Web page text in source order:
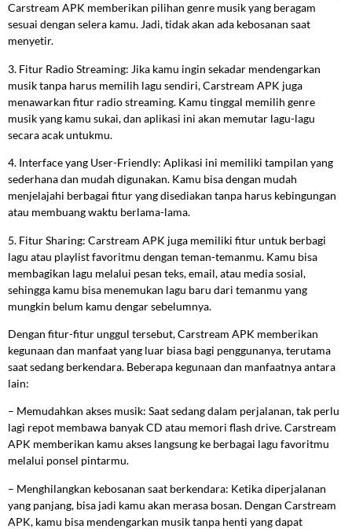
Carstream APK memberikan pilihan genre musik yang beragam
sesuai dengan selera kamu. Jadi, tidak akan ada kebosanan saat
menyetir.
3. Fitur Radio Streaming: Jika kamu ingin sekadar mendengarkan
musik tanpa harus memilih lagu sendiri, Carstream APK juga
menawarkan fitur radio streaming. Kamu tinggal memilih genre
musik yang kamu sukai, dan aplikasi ini akan memutar lagu-lagu
secara acak untukmu.
4. Interface yang User-Friendly: Aplikasi ini memiliki tampilan yang
sederhana dan mudah digunakan. Kamu bisa dengan mudah
menjelajahi berbagai fitur yang disediakan tanpa harus kebingungan
atau membuang waktu berlama-lama.
5. Fitur Sharing: Carstream APK juga memiliki fitur untuk berbagi
lagu atau playlist favoritmu dengan teman-temanmu. Kamu bisa
membagikan lagu melalui pesan teks, email, atau media sosial,
sehingga kamu bisa menemukan lagu baru dari temanmu yang
mungkin belum kamu dengar sebelumnya.
Dengan fitur-fitur unggul tersebut, Carstream APK memberikan
kegunaan dan manfaat yang luar biasa bagi penggunanya, terutama
saat sedang berkendara. Beberapa kegunaan dan manfaatnya antara
lain:
– Memudahkan akses musik: Saat sedang dalam perjalanan, tak perlu
lagi repot membawa banyak CD atau memori flash drive. Carstream
APK memberikan kamu akses langsung ke berbagai lagu favoritmu
melalui ponsel pintarmu.
– Menghilangkan kebosanan saat berkendara: Ketika diperjalanan
yang panjang, bisa jadi kamu akan merasa bosan. Dengan Carstream
APK, kamu bisa mendengarkan musik tanpa henti yang dapat